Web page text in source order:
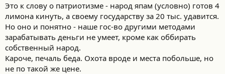
Это к слову о патриотизме - народ япам (условно) готов 4
лимона кинуть, а своему государству за 20 тыс. удавится.
Но оно и понятно - наше гос-во другими методами
зарабатывать деньги не умеет, кроме как оббирать
собственный народ.
Кароче, печаль беда. Охота вроде и места побольше, но
не по такой же цене.